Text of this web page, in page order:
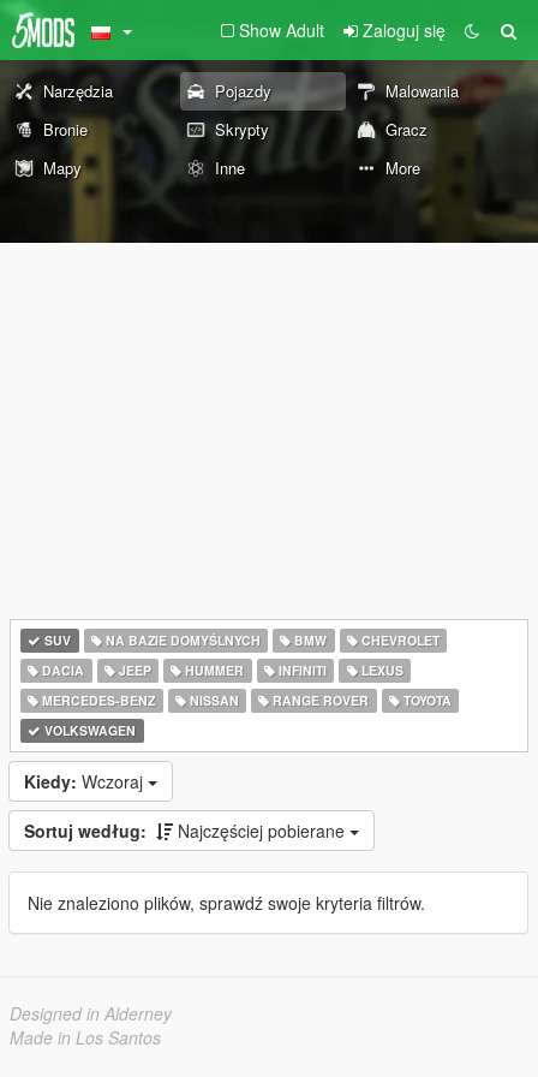
Show Adult Zaloguj się
Narzędzia Pojazdy
Malowania
Bronie
Skrypty
Gracz
Mapy
Inne More
SUV NA BAZIE DOMYŚLNYCH BMW
CHEVROLET
DACIA
JEEP HUMMER INFINITI
LEXUS
MERCEDES-BENZ
NISSAN RANGE ROVER
TOYOTA
VOLKSWAGEN
Kiedy: Wczoraj
Sortuj według: Najczęściej pobierane
Nie znaleziono plików, sprawdź swoje kryteria filtrów.
Designed in Alderney
Made in Los Santos